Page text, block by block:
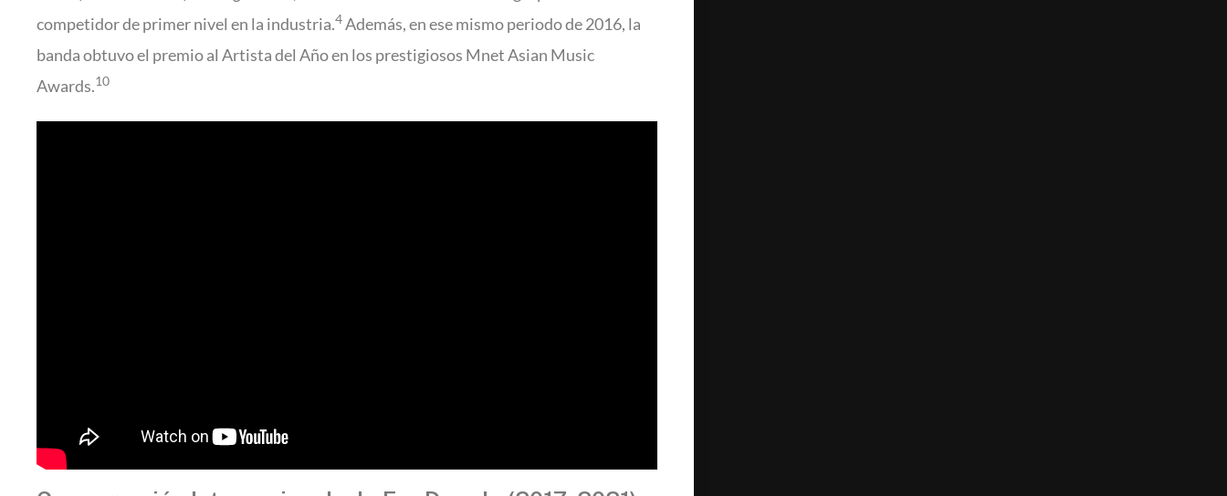
competidor de primer nivel en la industria.4Además, en ese mismo periodo de 2016, la
banda obtuvo el premio al Artista del Año en los prestigiosos Mnet Asian Music
Awards.10